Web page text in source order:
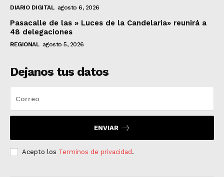
DIARIO DIGITAL agosto 6, 2026
Pasacalle de las » Luces de la Candelaria» reunirá a
48 delegaciones
REGIONAL agosto 5, 2026
Dejanos tus datos
ENVIAR
Acepto los Terminos de privacidad .